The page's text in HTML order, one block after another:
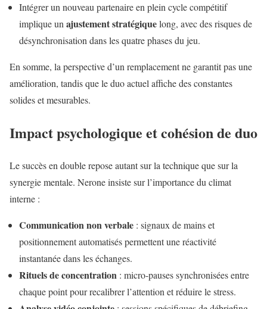
Intégrer un nouveau partenaire en plein cycle compétitif
implique un ajustement stratégiquelong, avec des risques de
désynchronisation dans les quatre phases du jeu.
En somme, la perspective d’un remplacement ne garantit pas une
amélioration, tandis que le duo actuel affiche des constantes
solides et mesurables.
Impact psychologique et cohésion de duo
Le succès en double repose autant sur la technique que sur la
synergie mentale. Nerone insiste sur l’importance du climat
interne :
Communication non verbale : signaux de mains et
positionnement automatisés permettent une réactivité
instantanée dans les échanges.
Rituels de concentration : micro-pauses synchronisées entre
chaque point pour recalibrer l’attention et réduire le stress.